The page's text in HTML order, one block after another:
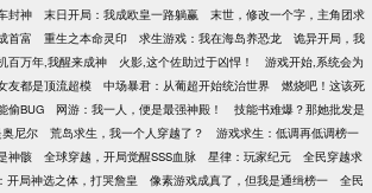
封神 末日开局：我成欧皇一路躺赢
末世，修改一个字，主角团求
首富 重生之本命灵印 求生游戏：我在海岛养恐龙
诡异开局，我
百万年,我醒来成神 火影,这个佐助过于凶悍！
游戏开始,系统会为
友都是顶流超模 中场暴君：从葡超开始统治世界
燃烧吧！这该死
偷BUG 网游：我一人，便是最强神殿！
技能书难爆？那她批发是
奥尼尔 荒岛求生，我一个人穿越了？
游戏求生：低调再低调榜一
神骸 全球穿越，开局觉醒SSS血脉 星律：玩家纪元
全民穿越求
开局神选之体，打哭詹皇 像素游戏成真了，但我是通缉榜一
全民